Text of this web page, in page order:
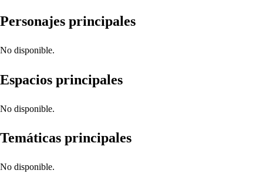
Personajes principales
No disponible.
Espacios principales
No disponible.
Temáticas principales
No disponible.